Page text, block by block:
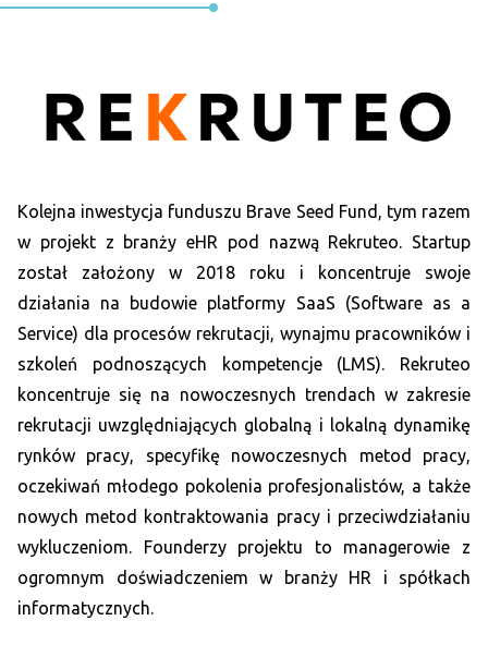
Kolejna inwestycja funduszu Brave Seed Fund, tym razem
w projekt z branży eHR pod nazwą Rekruteo. Startup
został założony w 2018 roku i koncentruje swoje
działania na budowie platformy SaaS (Software as a
Service) dla procesów rekrutacji, wynajmu pracowników i
szkoleń podnoszących kompetencje (LMS). Rekruteo
koncentruje się na nowoczesnych trendach w zakresie
rekrutacji uwzględniających globalną i lokalną dynamikę
rynków pracy, specyfikę nowoczesnych metod pracy,
oczekiwań młodego pokolenia profesjonalistów, a także
nowych metod kontraktowania pracy i przeciwdziałaniu
wykluczeniom. Founderzy projektu to managerowie z
ogromnym doświadczeniem w branży HR i spółkach
informatycznych.